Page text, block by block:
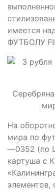
имеется
ФУТБОЛУ
На
мира по
—0352 (по
картуша с